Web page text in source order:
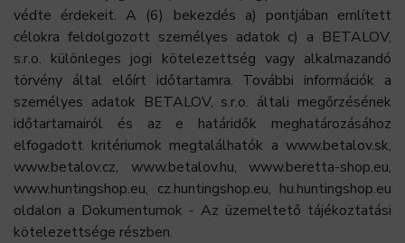
védte érdekeit. A (6) bekezdés a) pontjában említett
célokra feldolgozott személyes adatok c) a BETALOV,
s.r.o. különleges jogi kötelezettség vagy alkalmazandó
törvény által előírt időtartamra. További információk a
személyes adatok BETALOV, s.r.o. általi megőrzésének
időtartamairól és az e határidők meghatározásához
elfogadott kritériumok megtalálhatók a www.betalov.sk,
www.betalov.cz, www.betalov.hu, www.beretta-shop.eu,
www.huntingshop.eu, cz.huntingshop.eu, hu.huntingshop.eu
oldalon a Dokumentumok - Az üzemeltető tájékoztatási
kötelezettsége részben.